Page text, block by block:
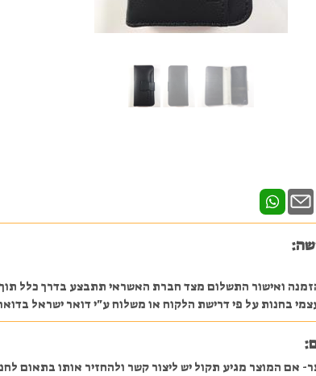
ואישור התשלום מצד חברת האשראי תתבצע בדרך כלל
בחנות על פי דרישת הלקוח או משלוח ע"י דואר ישראל בדואר רשום +
אם המוצר מגיע תקול יש ליצור קשר ולהחזיר אותו בתאום